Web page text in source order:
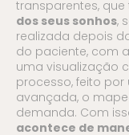
transparentes, que
dos seus sonhos,
realizada depois
do paciente, com
uma visualização
processo, feito
avançada, o
demanda. Com
acontece de